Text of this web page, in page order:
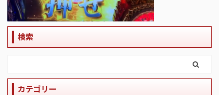
検索
カテゴリー